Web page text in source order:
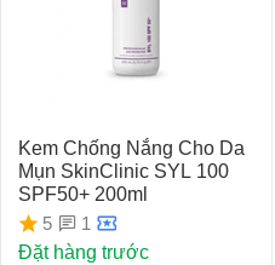
Kem Chống Nắng Cho Da
Mụn SkinClinic SYL 100
SPF50+ 200ml
5
1
Đặt hàng trước